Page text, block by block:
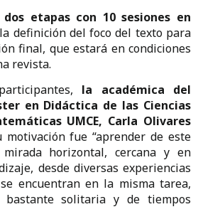
etapas con 10 sesiones en
definición del foco del texto para
final, que estará en condiciones
revista.
la académica del
en Didáctica de las Ciencias
UMCE, Carla Olivares
motivación fue “aprender de este
horizontal, cercana y en
desde diversas experiencias
encuentran en la misma tarea,
bastante solitaria y de tiempos